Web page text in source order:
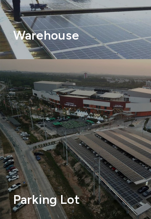
Warehouse
Parking Lot